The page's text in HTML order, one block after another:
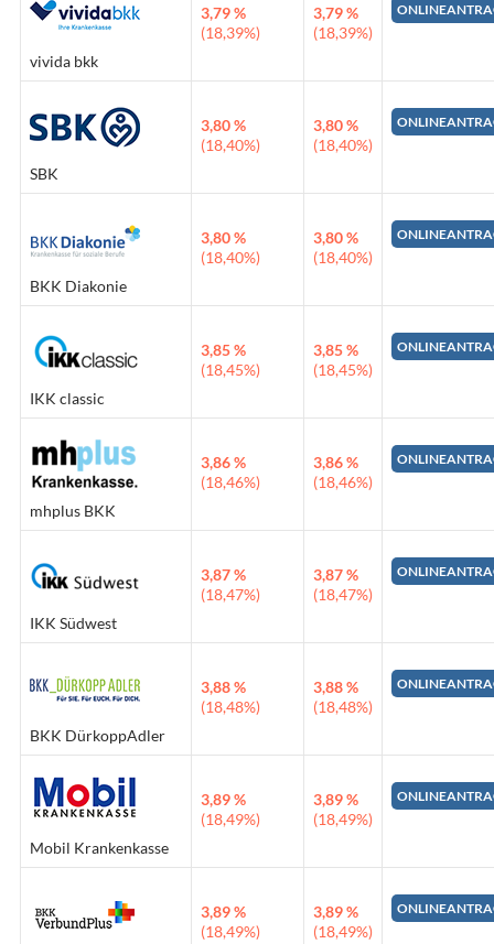
vivida bkk
3,79 %
(18,39%)
3,79 %
(18,39%)
SBK
3,80 %
(18,40%)
3,80 %
(18,40%)
BKK Diakonie
3,80 %
(18,40%)
3,80 %
(18,40%)
IKK classic
3,85 %
(18,45%)
3,85 %
(18,45%)
mhplus BKK
3,86 %
(18,46%)
3,86 %
(18,46%)
IKK Südwest
3,87 %
(18,47%)
3,87 %
(18,47%)
BKK DürkoppAdler
3,88 %
(18,48%)
3,88 %
(18,48%)
Mobil Krankenkasse
3,89 %
(18,49%)
3,89 %
(18,49%)
3,89 %
(18,49%)
3,89 %
(18,49%)